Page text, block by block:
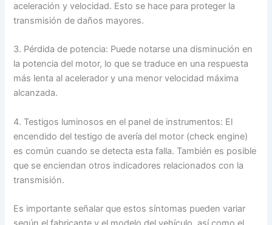
aceleración y velocidad. Esto se hace para proteger la
transmisión de daños mayores.
3. Pérdida de potencia: Puede notarse una disminución en
la potencia del motor, lo que se traduce en una respuesta
más lenta al acelerador y una menor velocidad máxima
alcanzada.
4. Testigos luminosos en el panel de instrumentos: El
encendido del testigo de avería del motor (check engine)
es común cuando se detecta esta falla. También es posible
que se enciendan otros indicadores relacionados con la
transmisión.
Es importante señalar que estos síntomas pueden variar